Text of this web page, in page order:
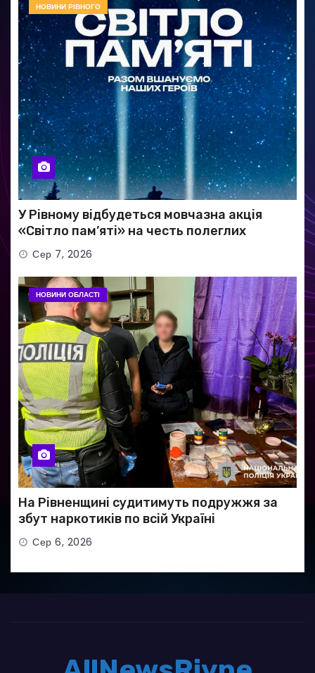
НОВИНИ РІВНОГО
У Рівному відбудеться мовчазна акція
«Світло пам’яті» на честь полеглих
Захисників
Сер 7, 2026
НОВИНИ ОБЛАСТІ
На Рівненщині судитимуть подружжя за
збут наркотиків по всій Україні
Сер 6, 2026